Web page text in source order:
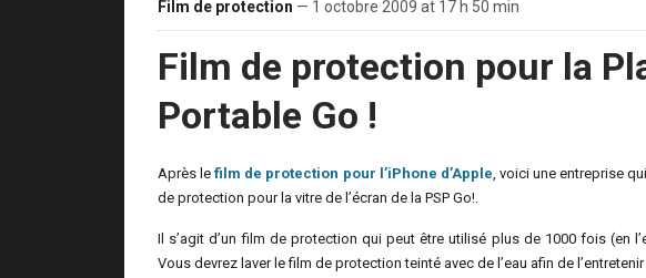
Film de protection — 1 octobre 2009 at 17 h 50 min
Film de protection pour la
Portable Go !
Après lefilm de protection pour l’iPhone d’Apple, voici une entreprise
de protection pour la vitre de l’écran de la PSP Go!.
Il s’agit d’un film de protection qui peut être utilisé plus de 1000 fois (en
Vous devrez laver le film de protection teinté avec de l’eau afin de